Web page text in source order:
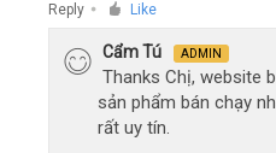
Reply ● Like
Cẩm Tú ADMIN
Thanks Chị, website
sản phẩm bán chạy
rất uy tín.